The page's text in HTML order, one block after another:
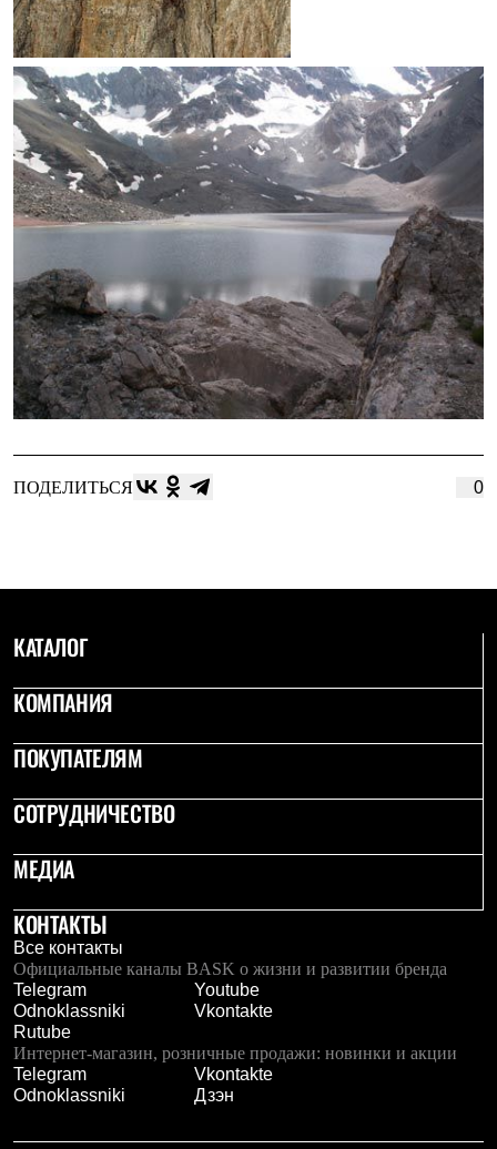
ПОДЕЛИТЬСЯ 0
КАТАЛОГ
КОМПАНИЯ
ПОКУПАТЕЛЯМ
СОТРУДНИЧЕСТВО
МЕДИА
КОНТАКТЫ
Все контакты
Официальные каналы BASK о жизни и развитии бренда
Telegram
Youtube
Odnoklassniki
Vkontakte
Rutube
Интернет-магазин, розничные продажи: новинки и акции
Telegram
Vkontakte
Odnoklassniki
Дзэн